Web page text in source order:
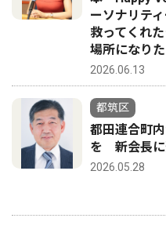
ーソナリテ
救ってくれ
場所になりた
2026.06.13
都筑区
都田連合町
を 新会長に
2026.05.28